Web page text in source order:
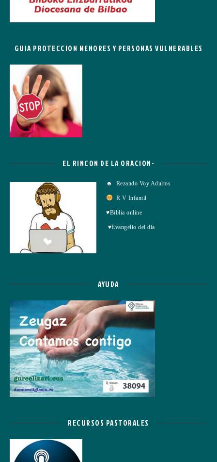
GUIA PROTECCION MENORES Y PERSONAS VULNERABLES
EL RINCON DE LA ORACION-
☻ Rezando Voy Adultos
R V Infantil
♥Biblia online
♥Evangelio del dia
AYUDA
RECURSOS PASTORALES